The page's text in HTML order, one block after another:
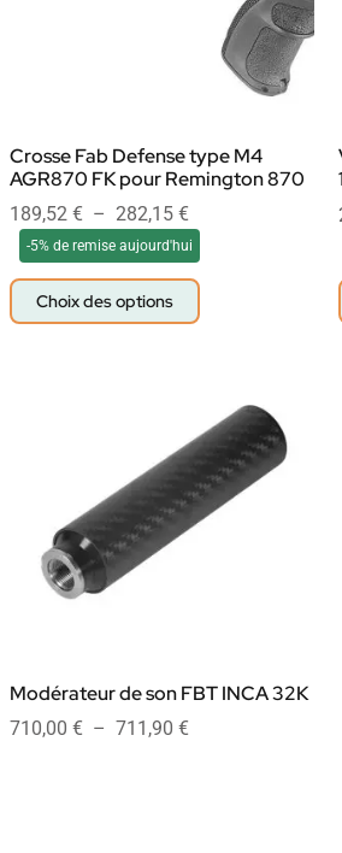
Crosse Fab Defense type M4
AGR870 FK pour Remington 870
189,52 € – 282,15 €
-5% de remise aujourd'hui
Choix des options
Modérateur de son FBT INCA 32K
710,00 € – 711,90 €